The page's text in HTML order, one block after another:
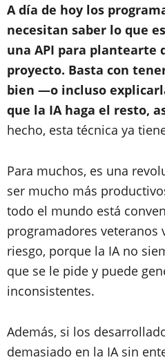
A día de hoy los
necesitan saber lo que
una API para plantearte
proyecto. Basta con
bien —o incluso
que la IA haga el resto,
hecho, esta técnica ya
Para muchos, es una
ser mucho más
todo el mundo está
programadores veteranos
riesgo, porque la IA no
que se le pide y puede
inconsistentes.
Además, si los
demasiado en la IA sin